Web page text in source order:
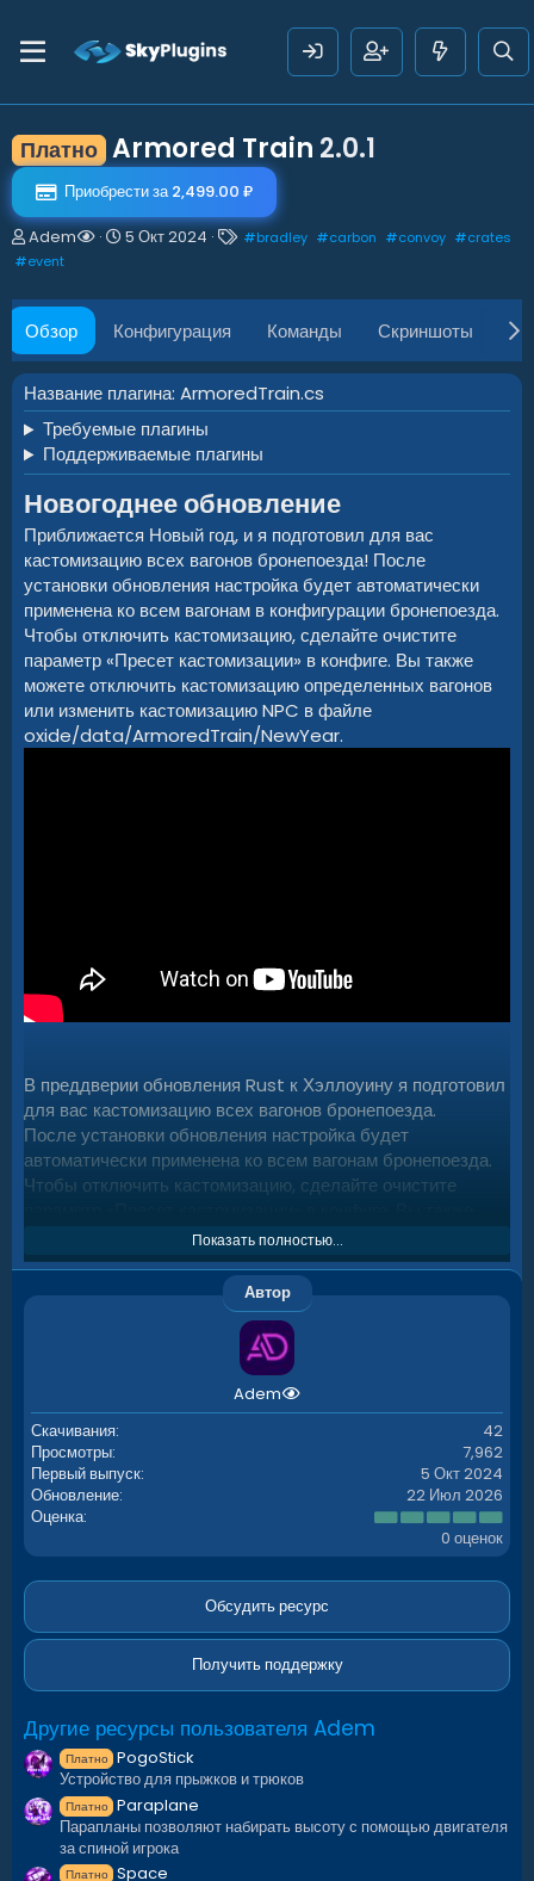
Платно Armored Train 2.0.1
Приобрести за 2,499.00 ₽
А
в
о
р
Adem
Д
а
о
з
д
а
н
и
я
5 Окт 2024
Т
и
#bradley #carbon #convoy #crates
#event
Обзор Конфигурация Команды Скриншоты
Название плагина: ArmoredTrain.cs
Требуемые плагины
Поддерживаемые плагины
Новогоднее обновление
Приближается Новый год, и я подготовил для вас
кастомизацию всех вагонов бронепоезда! После
установки обновления настройка будет автоматически
применена ко всем вагонам в конфигурации бронепоезда.
Чтобы отключить кастомизацию, сделайте очистите
параметр «Пресет кастомизации» в конфиге. Вы также
можете отключить кастомизацию определенных вагонов
или изменить кастомизацию NPC в файле
oxide/data/ArmoredTrain/NewYear.
В преддверии обновления Rust к Хэллоуину я подготовил
для вас кастомизацию всех вагонов бронепоезда.
После установки обновления настройка будет
автоматически применена ко всем вагонам бронепоезда.
Чтобы отключить кастомизацию, сделайте очистите
можете отключить кастомизацию определенных вагонов
или изменить кастомизацию NPC в файле
oxide/data/ArmoredTrain/Halloween.
Данный плагин добавит на ваш сервер бронепоезд,
который может передвигаться как в метро, так и по
железной дороге. Он может состоять из любого
количества вагонов. На поезд можно установить Bradley,
количество пресетов поездов, для которых можно задать
порядок вагонов, пресет вертолёта, вероятность спавна и
т.д. Каждый вагон или локомотив можно настроить
отдельно. Локомотиву можно задать любую скорость.
Если на вашей пользовательской карте нет спавна
поездов на поверхности, ознакомьтесь с разделом
Показать полностью...
Автор
Adem
Скачивания
42
Просмотры
7,962
Первый выпуск
5 Окт 2024
Обновление
22 Июл 2026
Оценка
0
.
0
з
ё
з
0 оценок
Обсудить ресурс
Получить поддержку
Другие ресурсы пользователя Adem
Платно PogoStick
Устройство для прыжков и трюков
Платно Paraplane
Парапланы позволяют набирать высоту с помощью двигателя
за спиной игрока
Платно Space